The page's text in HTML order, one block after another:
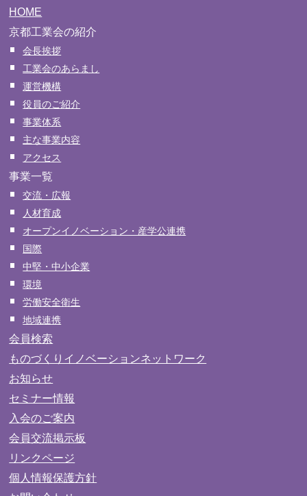
HOME
京都工業会の紹介
会長挨拶
工業会のあらまし
運営機構
役員のご紹介
事業体系
主な事業内容
アクセス
事業一覧
交流・広報
人材育成
オープンイノベーション・産学公連携
国際
中堅・中小企業
環境
労働安全衛生
地域連携
会員検索
ものづくりイノベーションネットワーク
お知らせ
セミナー情報
入会のご案内
会員交流掲示板
リンクページ
個人情報保護方針